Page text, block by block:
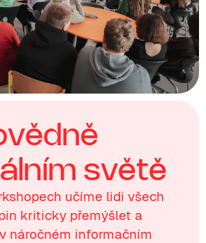
vědně
á ním světě
učíme lidi všech
kriticky přemýšlet a
náročném informačním